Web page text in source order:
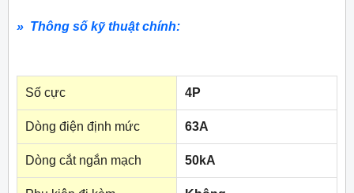
» Thông số kỹ thuật chính:
Số cực 4P
Dòng điện định mức 63A
Dòng cắt ngắn mạch 50kA